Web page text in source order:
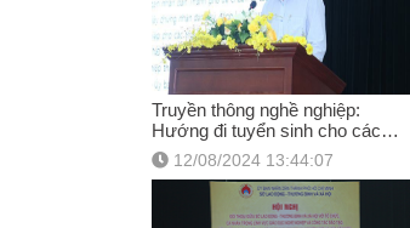
Truyền thông nghề nghiệp:
Hướng đi tuyển sinh cho các
trường cao đẳng, trung cấp trên
địa bàn TPHCM
12/08/2024 13:44:07